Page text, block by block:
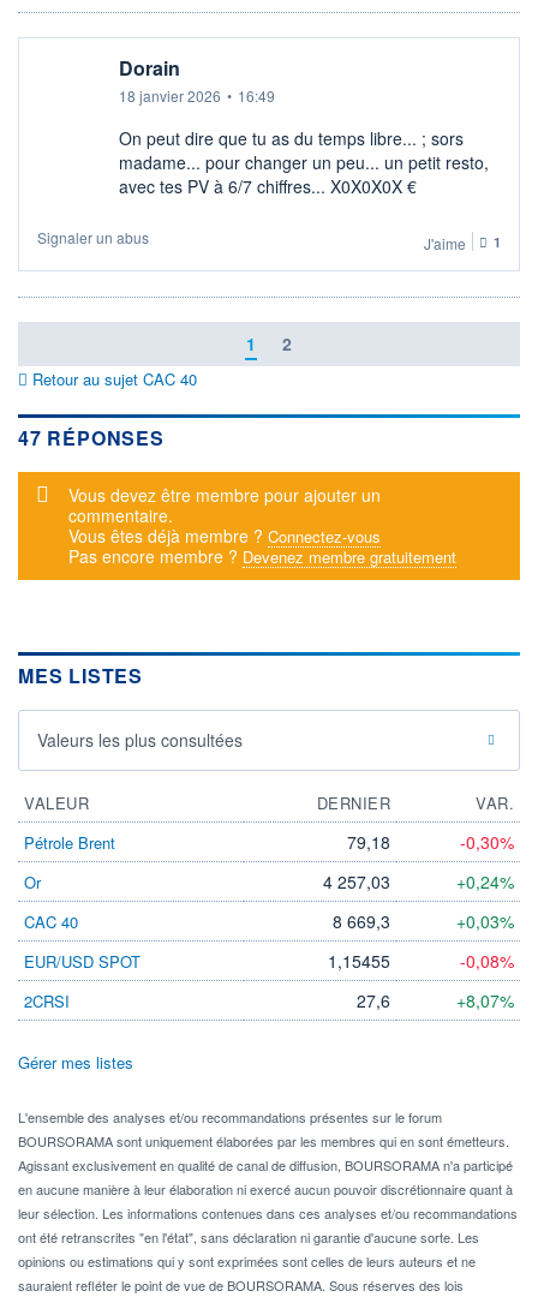
Dorain
18 janvier 2026 • 16:49
On peut dire que tu as du temps libre... ; sors
madame... pour changer un peu... un petit resto,
avec tes PV à 6/7 chiffres... X0X0X0X €
Signaler un abus J'aime 1
1 2
Retour au sujet CAC 40
47 RÉPONSES
Message d'alerte
Vous devez être membre pour ajouter un
commentaire.
Vous êtes déjà membre ? Connectez-vous
Pas encore membre ? Devenez membre gratuitement
MES LISTES
Valeurs les plus consultées
VALEUR DERNIER
VAR.
Pétrole Brent
79,18 -0,30%
Or 4 257,03 +0,24%
CAC 40 8 669,3 +0,03%
EUR/USD SPOT 1,15455 -0,08%
2CRSI 27,6 +8,07%
Gérer mes listes
L'ensemble des analyses et/ou recommandations présentes sur le forum
BOURSORAMA sont uniquement élaborées par les membres qui en sont émetteurs.
Agissant exclusivement en qualité de canal de diffusion, BOURSORAMA n'a participé
en aucune manière à leur élaboration ni exercé aucun pouvoir discrétionnaire quant à
leur sélection. Les informations contenues dans ces analyses et/ou recommandations
ont été retranscrites "en l'état", sans déclaration ni garantie d'aucune sorte. Les
opinions ou estimations qui y sont exprimées sont celles de leurs auteurs et ne
sauraient refléter le point de vue de BOURSORAMA. Sous réserves des lois